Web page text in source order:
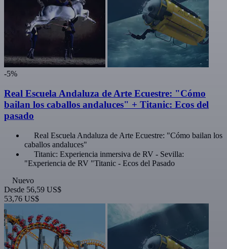
-5%
Real Escuela Andaluza de Arte Ecuestre: "Cómo
bailan los caballos andaluces" + Titanic: Ecos del
pasado
Real Escuela Andaluza de Arte Ecuestre: "Cómo bailan los
caballos andaluces"
Titanic: Experiencia inmersiva de RV - Sevilla:
"Experiencia de RV "Titanic - Ecos del Pasado
Nuevo
Desde 56,59 US$
53,76 US$